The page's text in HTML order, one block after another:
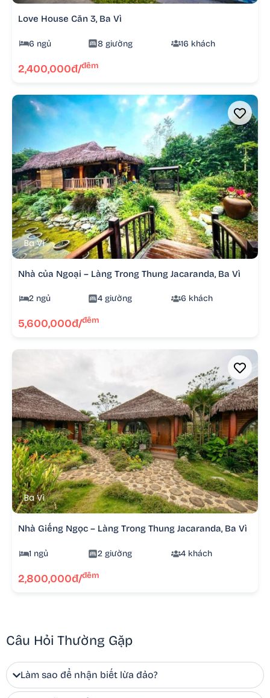
Love House Căn 3, Ba Vì
6 ngủ 8 giường 16 khách
2,400,000đ/đêm
Ba Vì
Nhà của Ngoại – Làng Trong Thung Jacaranda, Ba Vì
2 ngủ 4 giường 6 khách
5,600,000đ/đêm
Ba Vì
Nhà Giếng Ngọc – Làng Trong Thung Jacaranda, Ba Vì
1 ngủ 2 giường 4 khách
2,800,000đ/đêm
Câu Hỏi Thường Gặp
Làm sao để nhận biết lừa đảo?